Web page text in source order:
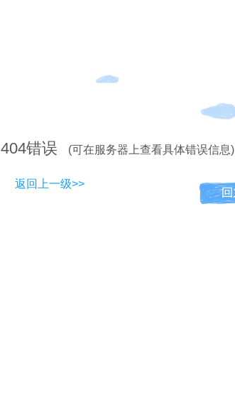
404错误 (可在服务器上查看具体错误信息)
返回上一级>>